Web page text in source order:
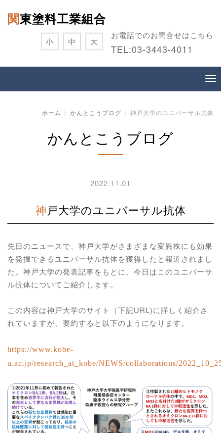
関東塗料工業組合
お電話でのお問合せはこちら
TEL:03-3443-4011
小 中 大
ホーム かんとこうブログ 神戸大学のユニバーサル抗体
かんとこうブログ
2022.11.01
神戸大学のユニバーサル抗体
先日のニュースで、神戸大学がさまざまな変異株にも効果
を発揮できるユニバーサル抗体を獲得したと報道されまし
た。神戸大学の発表記事をもとに、今日はこのユニバーサ
ル抗体についてご紹介します。
この内容は神戸大学のサイト（下記URL)に詳しく紹介さ
れていますが、要約すると以下のようになります。
https://www.kobe-
u.ac.jp/research_at_kobe/NEWS/collaborations/